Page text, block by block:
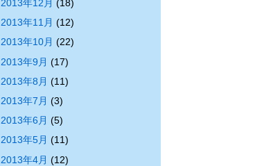
2013年12月 (18)
2013年11月 (12)
2013年10月 (22)
2013年9月 (17)
2013年8月 (11)
2013年7月 (3)
2013年6月 (5)
2013年5月 (11)
2013年4月 (12)